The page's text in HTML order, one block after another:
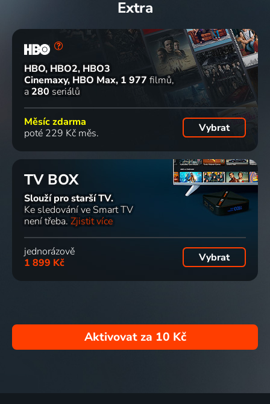
Extra
HBO, HBO2, HBO3
Cinemaxy, HBO Max 1 977 filmů
a 280 seriálů
Měsíc zdarma
poté 229 Kč měs.
Vybrat
TV BOX
Slouží pro starší TV.
Ke sledování ve Smart TV
není třeba. Zjistit více
jednorázově
1 899 Kč
Vybrat
Aktivovat za 10 Kč